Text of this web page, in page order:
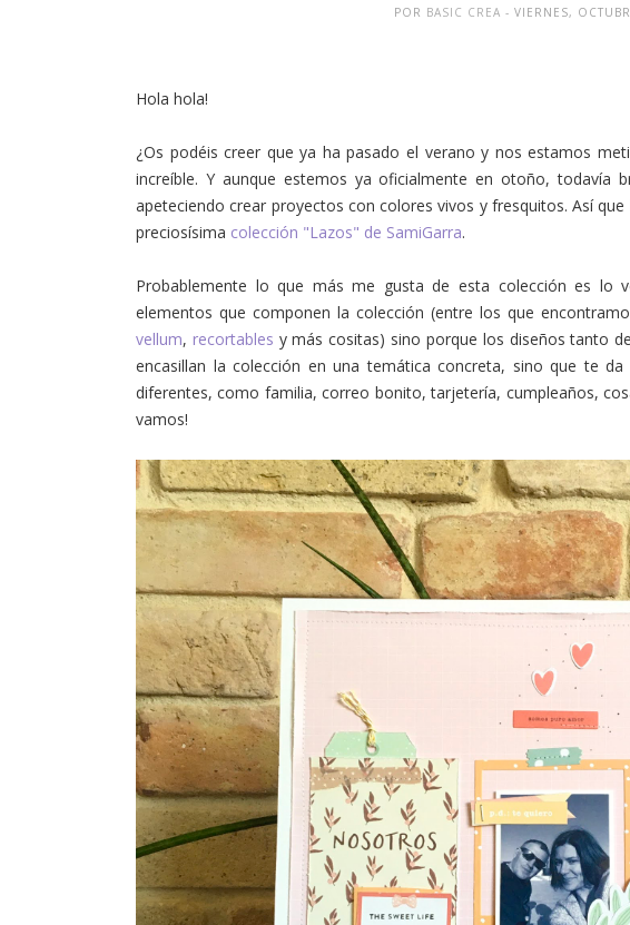
POR BASIC CREA - VIERNES,
Hola hola!
¿Os podéis creer que ya ha pasado el verano y nos estamos
increíble. Y aunque estemos ya oficialmente en otoño,
apeteciendo crear proyectos con colores vivos y fresquitos. Así
preciosísima colección "Lazos" de SamiGarra.
Probablemente lo que más me gusta de esta colección es lo
elementos que componen la colección (entre los que
vellum, recortables y más cositas) sino porque los diseños tanto
encasillan la colección en una temática concreta, sino que te
diferentes, como familia, correo bonito, tarjetería, cumpleaños,
vamos!